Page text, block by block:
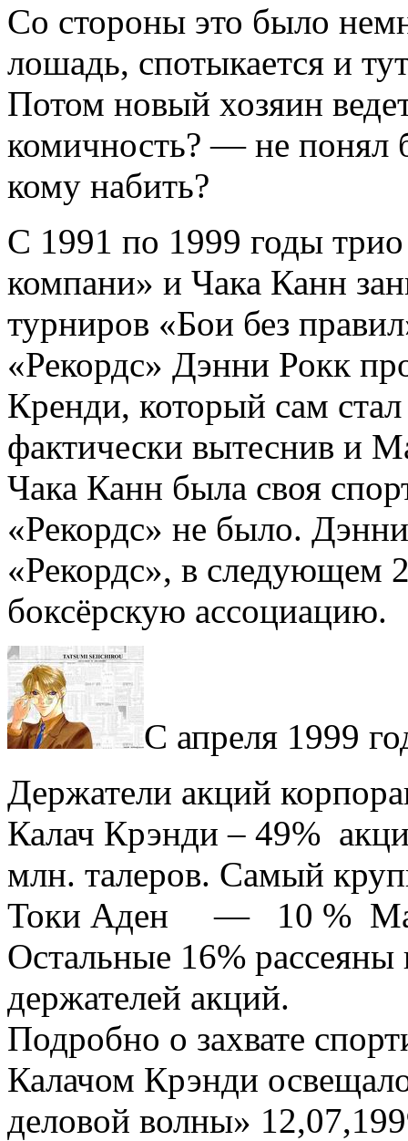
Со стороны это было
лошадь, спотыкается и
Потом новый хозяин
комичность? — не
кому набить?
С 1991 по 1999 годы
компани» и Чака Канн
турниров «Бои без
«Рекордс» Дэнни Рокк
Кренди, который сам
фактически вытеснив и
Чака Канн была своя
«Рекордс» не было.
«Рекордс», в следующем
боксёрскую ассоциацию.
С апреля 1999
Держатели акций
Калач Крэнди – 49%
млн. талеров. Самый
Токи Аден — 10 %
Остальные 16%
держателей акций.
Подробно о захвате
Калачом Крэнди
деловой волны»